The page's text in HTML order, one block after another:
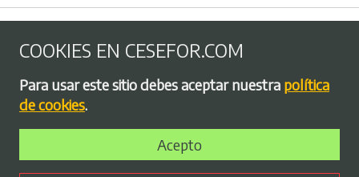
Menú del pie
Política de privacidad
Bolsa de empleo
COOKIES EN CESEFOR.COM
Para usar este sitio debes aceptar nuestra política
de cookies.
Acepto